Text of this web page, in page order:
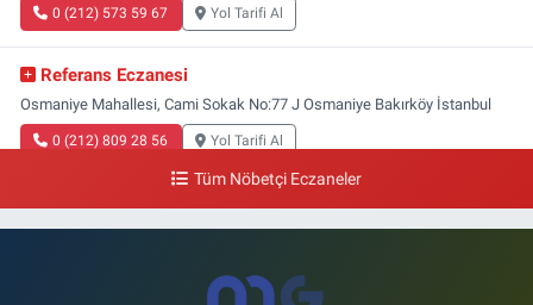
0 (212) 573 59 67 Yol Tarifi Al
Referans Eczanesi
Osmaniye Mahallesi, Cami Sokak No:77 J Osmaniye Bakırköy İstanbul
0 (212) 809 28 56 Yol Tarifi Al
Bayraktar Eczanesi
Şenlikköy Mahallesi, Harman Sokak No:43 4B Florya Bakırköy İstanbul
Tüm Nöbetçi Eczaneler